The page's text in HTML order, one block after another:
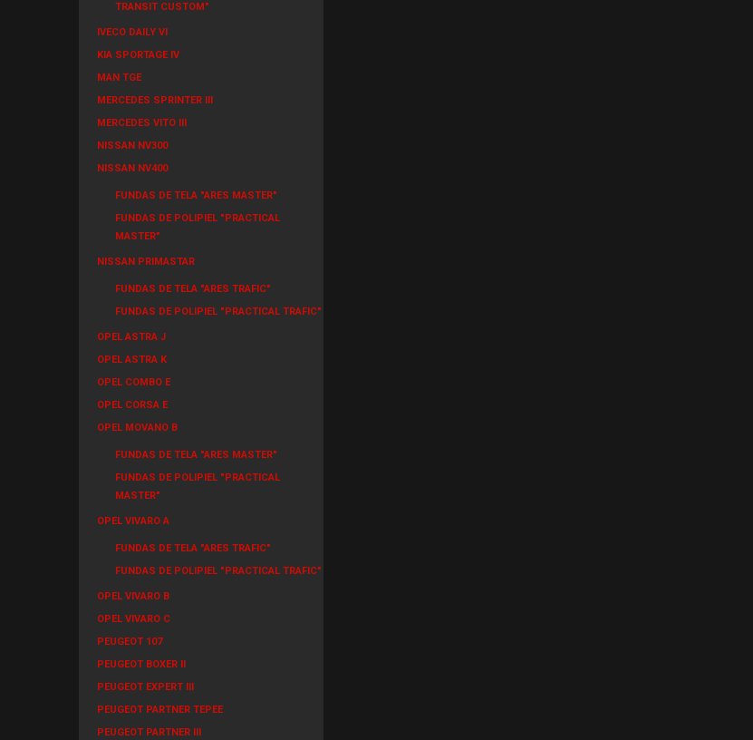
TRANSIT CUSTOM"
IVECO DAILY VI
KIA SPORTAGE IV
MAN TGE
MERCEDES SPRINTER III
MERCEDES VITO III
NISSAN NV300
NISSAN NV400
FUNDAS DE TELA "ARES MASTER"
FUNDAS DE POLIPIEL "PRACTICAL
MASTER"
NISSAN PRIMASTAR
FUNDAS DE TELA "ARES TRAFIC"
FUNDAS DE POLIPIEL "PRACTICAL TRAFIC"
OPEL ASTRA J
OPEL ASTRA K
OPEL COMBO E
OPEL CORSA E
OPEL MOVANO B
FUNDAS DE TELA "ARES MASTER"
FUNDAS DE POLIPIEL "PRACTICAL
MASTER"
OPEL VIVARO A
FUNDAS DE TELA "ARES TRAFIC"
FUNDAS DE POLIPIEL "PRACTICAL TRAFIC"
OPEL VIVARO B
OPEL VIVARO C
PEUGEOT 107
PEUGEOT BOXER II
PEUGEOT EXPERT III
PEUGEOT PARTNER TEPEE
PEUGEOT PARTNER III